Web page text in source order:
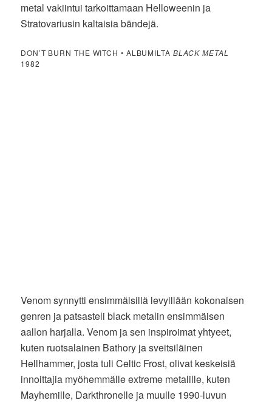
metal vakiintui tarkoittamaan Helloweenin ja
Stratovariusin kaltaisia bändejä.
DON’T BURN THE WITCH • ALBUMILTA BLACK METAL
1982
Venom synnytti ensimmäisillä levyillään kokonaisen
genren ja patsasteli black metalin ensimmäisen
aallon harjalla. Venom ja sen inspiroimat yhtyeet,
kuten ruotsalainen Bathory ja sveitsiläinen
Hellhammer, josta tuli Celtic Frost, olivat keskeisiä
innoittajia myöhemmälle extreme metalille, kuten
Mayhemille, Darkthronelle ja muulle 1990-luvun